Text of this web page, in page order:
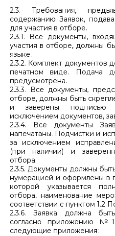
2.3. Требования,
содержанию Заявок,
для участия в отборе.
2.3.1. Все документы,
участия в отборе, должны
языке.
2.3.2. Комплект документов
печатном виде. Подача
предусмотрена.
2.3.3. Все документы,
отборе, должны быть
и заверены подписью
исключением документов,
2.3.4. Все документы
напечатаны. Подчистки и
за исключением
(при наличии) и
отбора.
2.3.5. Документы должны
нумерацией и оформлены в
которой указывается
отбора, наименование
соответствии с пунктом 1.2
2.3.6. Заявка должна
согласно приложению
следующие приложения: